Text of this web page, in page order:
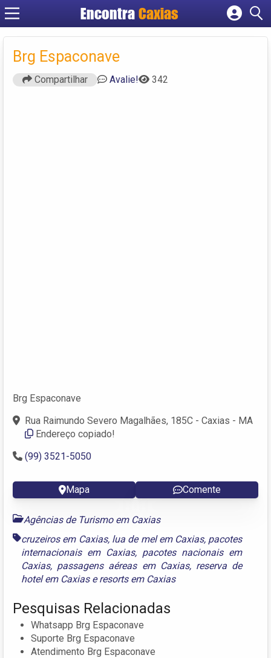
EncontraCaxias
Cadastrar empresa
Brg Espaconave
Compartilhar Avalie! 342
Brg Espaconave
Rua Raimundo Severo Magalhães, 185C - Caxias - MA
Endereço copiado!
(99) 3521-5050
Mapa Comente
Agências de Turismo em Caxias
cruzeiros em Caxias, lua de mel em Caxias, pacotes
internacionais em Caxias, pacotes nacionais em
Caxias, passagens aéreas em Caxias, reserva de
hotel em Caxiaseresorts em Caxias
Pesquisas Relacionadas
Whatsapp Brg Espaconave
Suporte Brg Espaconave
Atendimento Brg Espaconave